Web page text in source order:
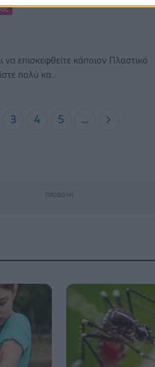
επισκεφθείτε κάποιον Πλαστικό
πολύ κα...
3 4 5 ...